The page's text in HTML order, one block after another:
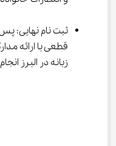
قطعی با ارائه
زبانه در البرز انجام